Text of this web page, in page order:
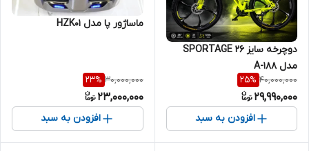
دوچرخه سایز 26 SPORTAGE
مدل A-188
40,000,000
25%
29,990,000
افزودن به سبد
ماساژور پا مدل HZK01
30,000,000
23%
23,000,000
افزودن به سبد